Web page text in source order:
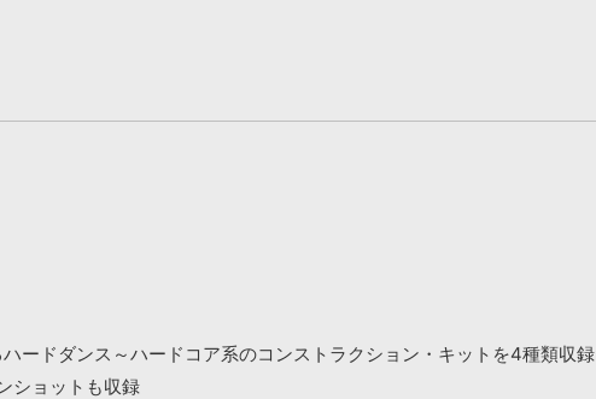
ハードダンス～ハードコア系のコンストラクション・キットを4種類収録
ショットも収録